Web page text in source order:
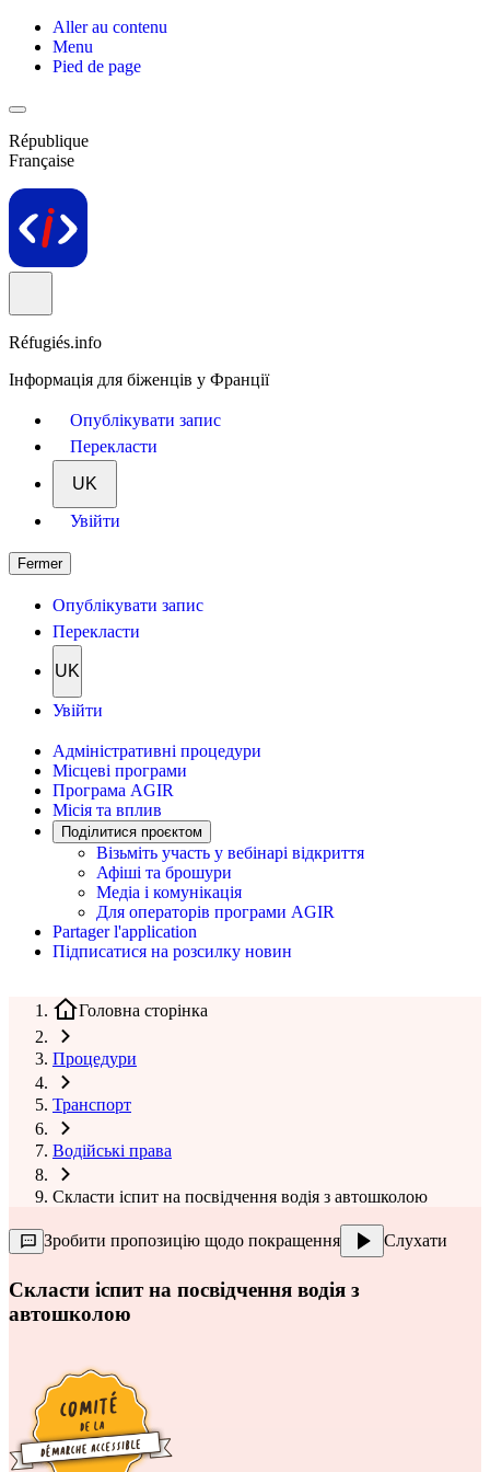
Aller au contenu
Menu
Pied de page
République
Française
Réfugiés.info
Інформація для біженців у Франції
Опублікувати запис
Перекласти
UK
Увійти
Fermer
Опублікувати запис
Перекласти
UK
Увійти
Адміністративні процедури
Місцеві програми
Програма AGIR
Місія та вплив
Поділитися проєктом
Візьміть участь у вебінарі відкриття
Афіші та брошури
Медіа і комунікація
Для операторів програми AGIR
Partager l'application
Підписатися на розсилку новин
Головна сторінка
Процедури
Транспорт
Водійські права
Скласти іспит на посвідчення водія з автошколою
Зробити пропозицію щодо покращення Слухати
Скласти іспит на посвідчення водія з
автошколою